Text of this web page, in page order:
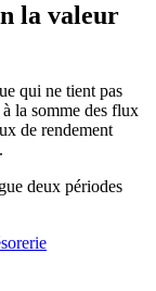
la valeur
qui ne tient pas
la somme des flux
de rendement
deux périodes